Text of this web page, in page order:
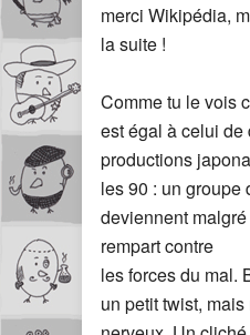
merci Wikipédia,
la suite !
Comme tu le vois
est égal à celui
productions
les 90 : un groupe
deviennent
rempart contre
les forces du mal.
un petit twist,